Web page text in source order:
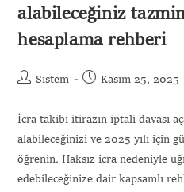
alabileceğiniz
hesaplama rehberi
Sistem Kasım 25, 2025
İcra takibi itirazın iptali davası
alabileceğinizi ve 2025 yılı için
öğrenin. Haksız icra nedeniyle
edebileceğinize dair kapsamlı